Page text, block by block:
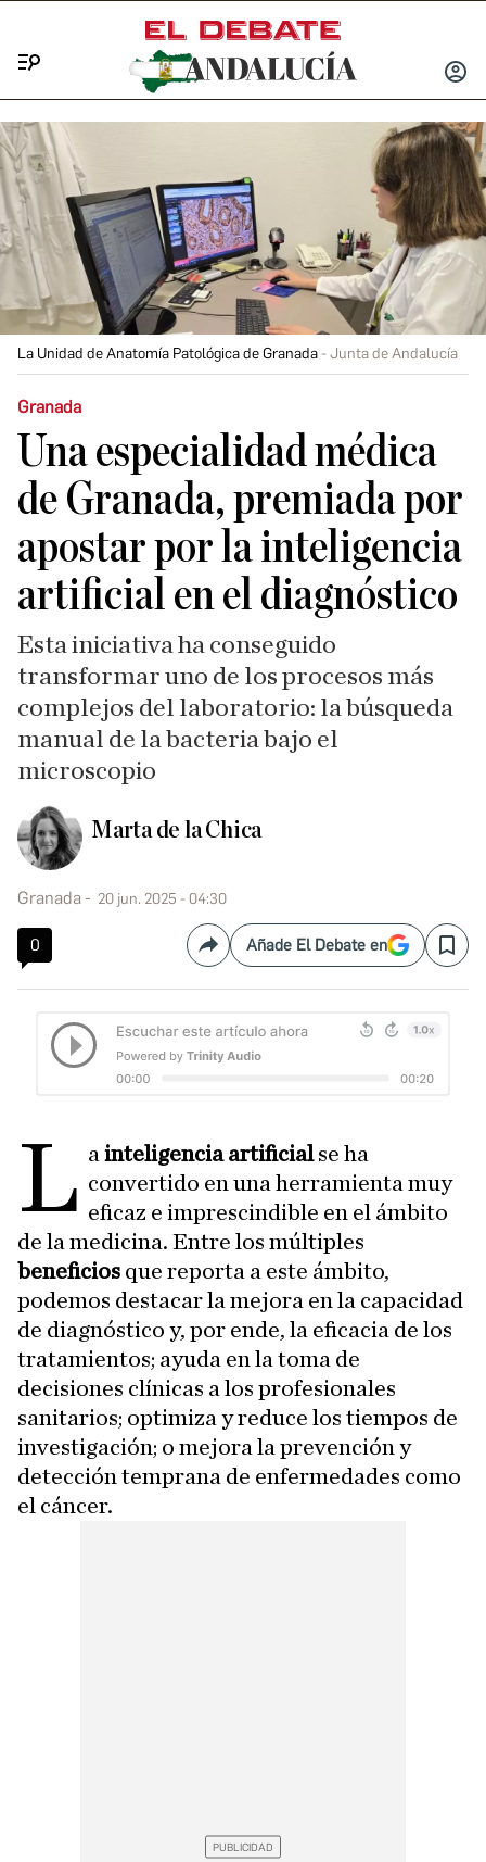
INICIAR
La Unidad de Anatomía Patológica de Granada Junta de Andalucía
Granada
Una especialidad médica
de Granada, premiada por
apostar por la inteligencia
artificial en el diagnóstico
Esta iniciativa ha conseguido
transformar uno de los procesos más
complejos del laboratorio: la búsqueda
manual de la bacteria bajo el
microscopio
Marta de la Chica
Granada 20 jun. 2025 - 04:30
0 CompartirAñade El Debate en Save
L ainteligencia artificialse ha
convertido en una herramienta muy
eficaz e imprescindible en el ámbito
de la medicina. Entre los múltiples
beneficios que reporta a este ámbito,
podemos destacar la mejora en la capacidad
de diagnóstico y, por ende, la eficacia de los
tratamientos; ayuda en la toma de
decisiones clínicas a los profesionales
sanitarios; optimiza y reduce los tiempos de
investigación; o mejora la prevención y
detección temprana de enfermedades como
el cáncer.